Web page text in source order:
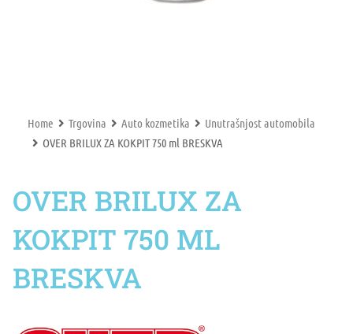
Home Trgovina Auto kozmetika
Unutrašnjost automobila
OVER BRILUX ZA KOKPIT 750 ml BRESKVA
OVER BRILUX ZA
KOKPIT 750 ML
BRESKVA